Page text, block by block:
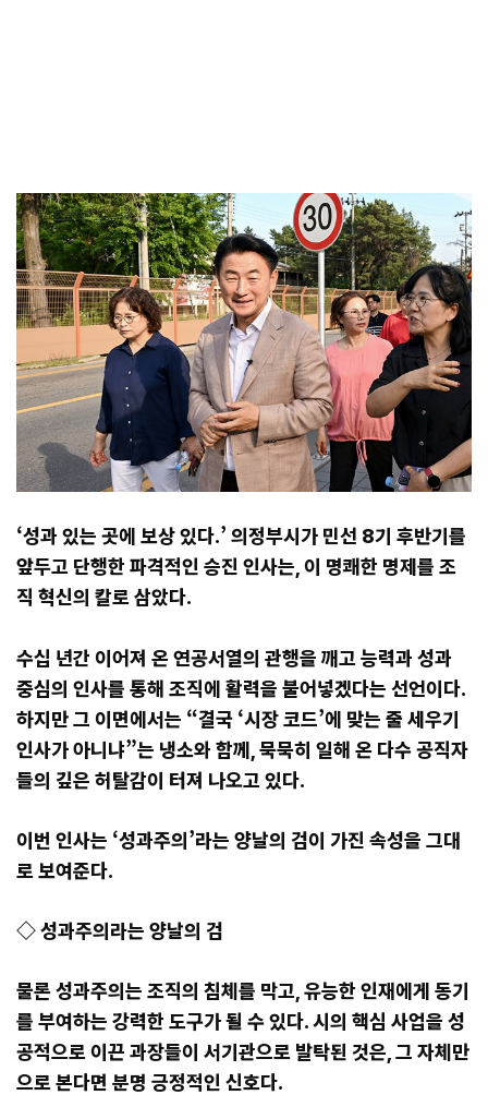
‘성과 있는 곳에 보상 있다.’ 의정부시가 민선 8기 후반기를
앞두고 단행한 파격적인 승진 인사는, 이 명쾌한 명제를 조
직 혁신의 칼로 삼았다.
수십 년간 이어져 온 연공서열의 관행을 깨고 능력과 성과
중심의 인사를 통해 조직에 활력을 불어넣겠다는 선언이다.
하지만 그 이면에서는 “결국 ‘시장 코드’에 맞는 줄 세우기
인사가 아니냐”는 냉소와 함께, 묵묵히 일해 온 다수 공직자
들의 깊은 허탈감이 터져 나오고 있다.
이번 인사는 ‘성과주의’라는 양날의 검이 가진 속성을 그대
로 보여준다.
◇ 성과주의라는 양날의 검
물론 성과주의는 조직의 침체를 막고, 유능한 인재에게 동기
를 부여하는 강력한 도구가 될 수 있다. 시의 핵심 사업을 성
공적으로 이끈 과장들이 서기관으로 발탁된 것은, 그 자체만
으로 본다면 분명 긍정적인 신호다.